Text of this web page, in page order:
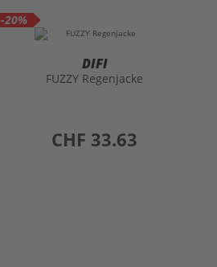
-20%
DIFI
FUZZY Regenjacke
preis
CHF 33.63